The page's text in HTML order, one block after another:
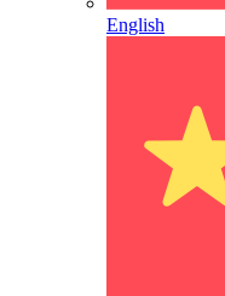
English